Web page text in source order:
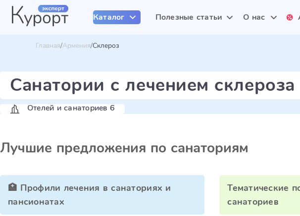
Каталог Полезные статьи О нас
Главная Армения Склероз
Санатории с лечением
Отелей и санаториев 6
Лучшие предложения по санаториям
🏥 Профили лечения в санаториях и
пансионатах
Тематические
санаториев